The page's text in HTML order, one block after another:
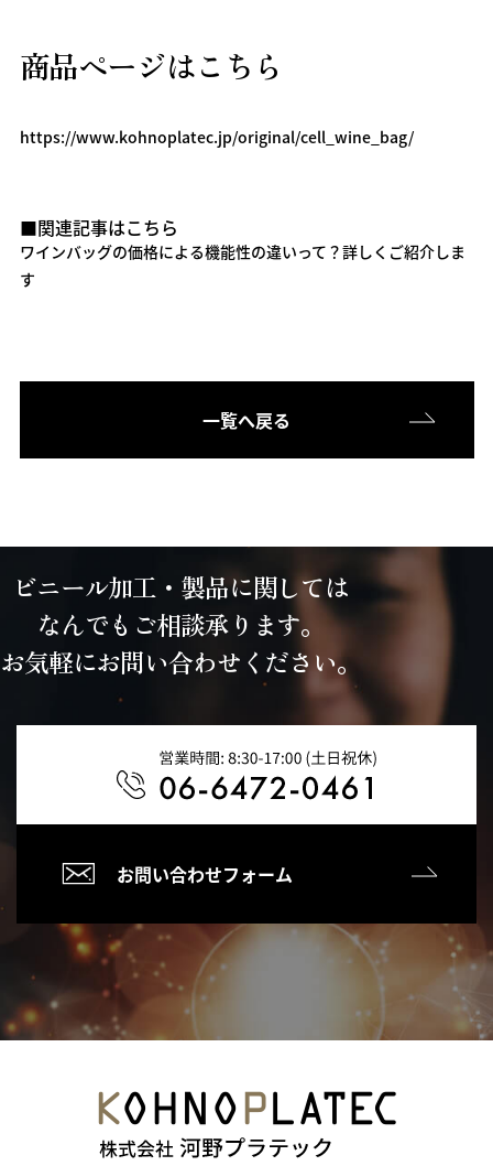
商品ページはこちら
https://www.kohnoplatec.jp/original/cell_wine_bag/
■関連記事はこちら
ワインバッグの価格による機能性の違いって？詳しくご紹介しま
す
一覧へ戻る
ビニール加工・製品に関しては
なんでもご相談承ります。
お気軽にお問い合わせください。
お問い合わせフォーム